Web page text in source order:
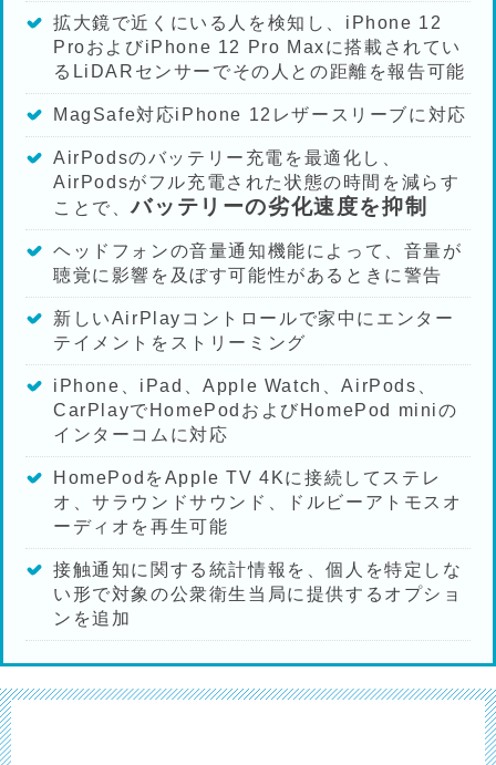
拡大鏡で近くにいる人を検知し、iPhone 12
ProおよびiPhone 12 Pro Maxに搭載されてい
るLiDARセンサーでその人との距離を報告可能
MagSafe対応iPhone 12レザースリーブに対応
AirPodsのバッテリー充電を最適化し、
AirPodsがフル充電された状態の時間を減らす
ことで、バッテリーの劣化速度を抑制
ヘッドフォンの音量通知機能によって、音量が
聴覚に影響を及ぼす可能性があるときに警告
新しいAirPlayコントロールで家中にエンター
テイメントをストリーミング
iPhone、iPad、Apple Watch、AirPods、
CarPlayでHomePodおよびHomePod miniの
インターコムに対応
HomePodをApple TV 4Kに接続してステレ
オ、サラウンドサウンド、ドルビーアトモスオ
ーディオを再生可能
接触通知に関する統計情報を、個人を特定しな
い形で対象の公衆衛生当局に提供するオプショ
ンを追加